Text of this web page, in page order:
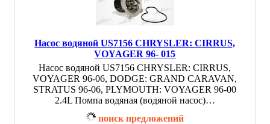
Насос водяной US7156 CHRYSLER: CIRRUS,
VOYAGER 96- 015
Насос водяной US7156 CHRYSLER: CIRRUS,
VOYAGER 96-06, DODGE: GRAND CARAVAN,
STRATUS 96-06, PLYMOUTH: VOYAGER 96-00
2.4L Помпа водяная (водяной насос)…
поиск предложений